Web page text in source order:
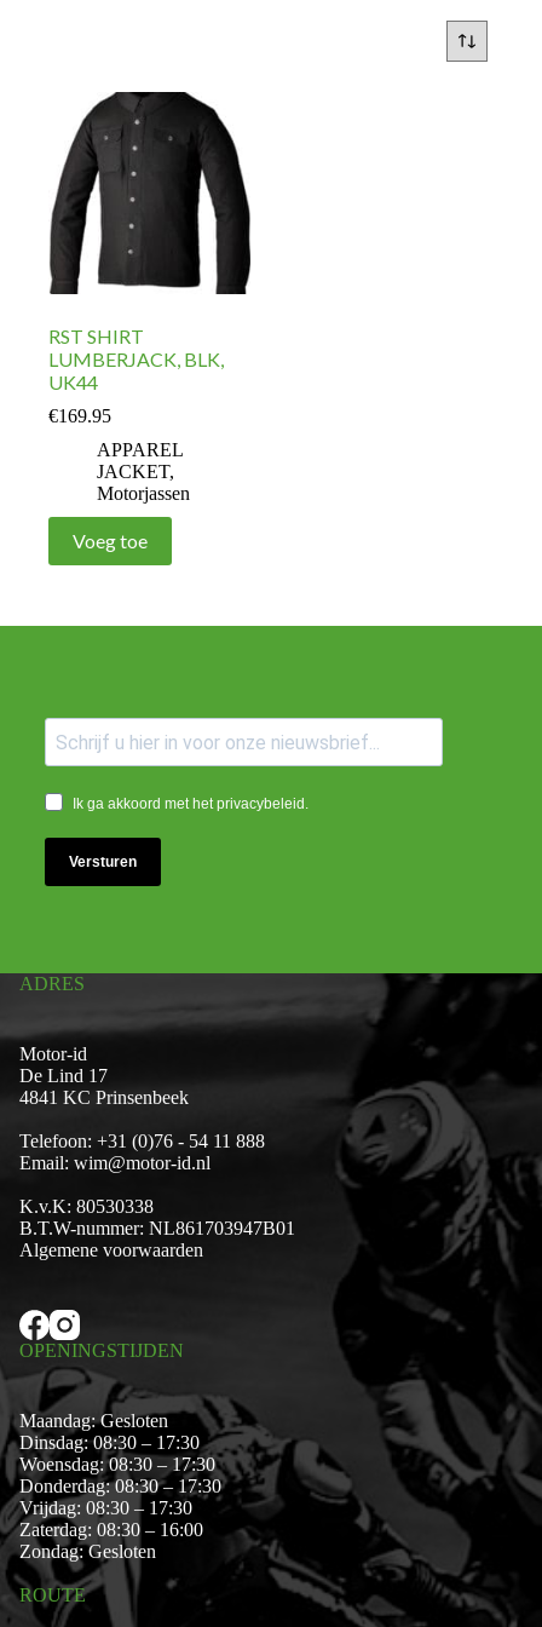
RST SHIRT
LUMBERJACK, BLK,
UK44
€169.95
APPAREL
JACKET,
Motorjassen
Voeg toe
Ik ga akkoord met het privacybeleid.
Versturen
ADRES
Motor-id
De Lind 17
4841 KC Prinsenbeek
Telefoon: +31 (0)76 - 54 11 888
Email: wim@motor-id.nl
K.v.K: 80530338
B.T.W-nummer: NL861703947B01
Algemene voorwaarden
OPENINGSTIJDEN
Maandag: Gesloten
Dinsdag: 08:30 – 17:30
Woensdag: 08:30 – 17:30
Donderdag: 08:30 – 17:30
Vrijdag: 08:30 – 17:30
Zaterdag: 08:30 – 16:00
Zondag: Gesloten
ROUTE